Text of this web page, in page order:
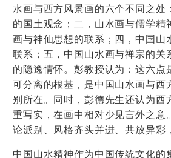
水画与西方风景画的六个不同之处
的国土观念；二，山水画与儒学精
画与神仙思想的联系；四，中国山
联系；五，中国山水画与禅宗的关
的隐逸情怀。彭教授认为：这六点
可分离的根基，是中国山水画与西
别所在。同时，彭德先生还认为西
重写实，在画中相对少见言外之意
论派别、风格齐头并进、共放异彩
中国山水精神作为中国传统文化的